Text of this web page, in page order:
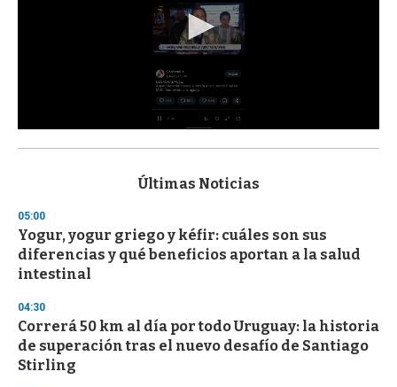
s
d
s
o
f
3
s
e
c
o
n
Últimas Noticias
05:00
Yogur, yogur griego y kéfir: cuáles son sus
diferencias y qué beneficios aportan a la salud
intestinal
04:30
Correrá 50 km al día por todo Uruguay: la historia
de superación tras el nuevo desafío de Santiago
Stirling